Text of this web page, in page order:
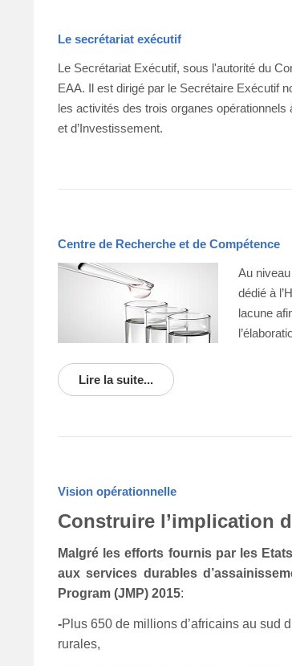
Le secrétariat exécutif
Le Secrétariat Exécutif, sous l'autorité du
EAA. Il est dirigé par le Secrétaire Exécutif
les activités des trois organes
et d’Investissement.
Centre de Recherche et de Compétence
Au
dédié à
lacune
Lire la suite...
Vision opérationnelle
Construire l’implication
Malgré les efforts fournis par les
aux services durables
Program (JMP) 2015:
-Plus 650 de millions d’africains au sud
rurales,